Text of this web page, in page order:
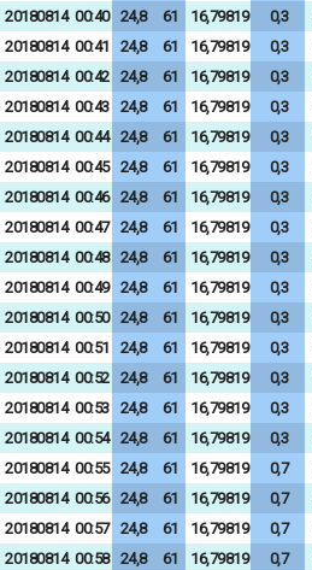
20180814 00:40 24,8 61 16,79819 0,3
20180814 00:41 24,8 61 16,79819 0,3
20180814 00:42 24,8 61 16,79819 0,3
20180814 00:43 24,8 61 16,79819 0,3
20180814 00:44 24,8 61 16,79819 0,3
20180814 00:45 24,8 61 16,79819 0,3
20180814 00:46 24,8 61 16,79819 0,3
20180814 00:47 24,8 61 16,79819 0,3
20180814 00:48 24,8 61 16,79819 0,3
20180814 00:49 24,8 61 16,79819 0,3
20180814 00:50 24,8 61 16,79819 0,3
20180814 00:51 24,8 61 16,79819 0,3
20180814 00:52 24,8 61 16,79819 0,3
20180814 00:53 24,8 61 16,79819 0,3
20180814 00:54 24,8 61 16,79819 0,3
20180814 00:55 24,8 61 16,79819 0,7
20180814 00:56 24,8 61 16,79819 0,7
20180814 00:57 24,8 61 16,79819 0,7
20180814 00:58 24,8 61 16,79819 0,7